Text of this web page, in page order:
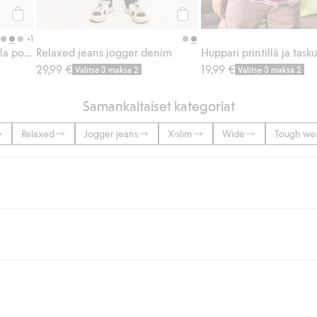
+1
Collegehousut vahvistetuilla polvilla
Relaxed jeans jogger denim
29,99 € Valitse 3 maksa 2
Huppari printillä ja
19,99 € Valitse 3 maksa 2
Samankaltaiset kategoriat
Relaxed Jogger jeans X-slim Wide Tough
tai yli 50 euron ostoksiin, kun valitset toimituksen